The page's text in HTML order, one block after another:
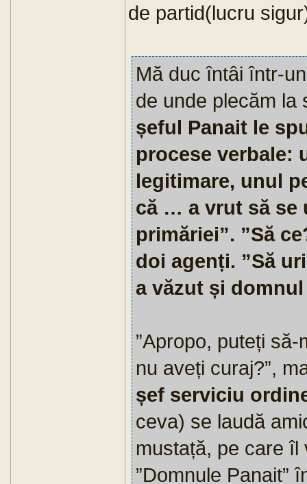
de partid(lucru
Mă duc întâi într-
de unde plecăm
șeful Panait le
procese verbale:
legitimare, unul
că … a vrut să se
primăriei”. ”Să
doi agenți. ”Să
a văzut și
”Apropo, puteți
nu aveți curaj?”,
șef serviciu
ceva) se laudă
mustață, pe care
”Domnule Panait”